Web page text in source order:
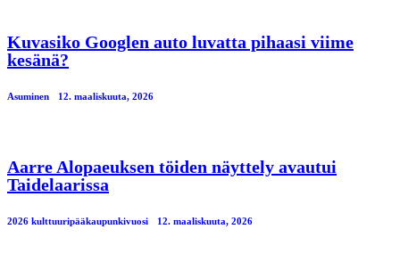
Kuvasiko Googlen auto luvatta pihaasi viime
kesänä?
Asuminen 12. maaliskuuta, 2026
Aarre Alopaeuksen töiden näyttely avautui
Taidelaarissa
2026 kulttuuripääkaupunkivuosi 12. maaliskuuta, 2026